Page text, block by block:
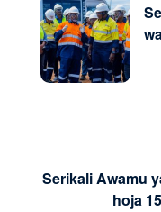
Serikali Awamu
hoja